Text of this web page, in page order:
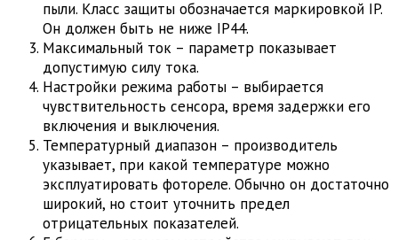
пыли. Класс защиты обозначается маркировкой IP.
Он должен быть не ниже IP44.
Максимальный ток – параметр показывает
допустимую силу тока.
Настройки режима работы – выбирается
чувствительность сенсора, время задержки его
включения и выключения.
Температурный диапазон – производитель
указывает, при какой температуре можно
эксплуатировать фотореле. Обычно он достаточно
широкий, но стоит уточнить предел
отрицательных показателей.